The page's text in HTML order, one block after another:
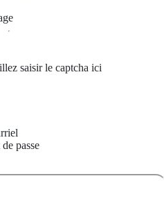
saisir le captcha ici
passe